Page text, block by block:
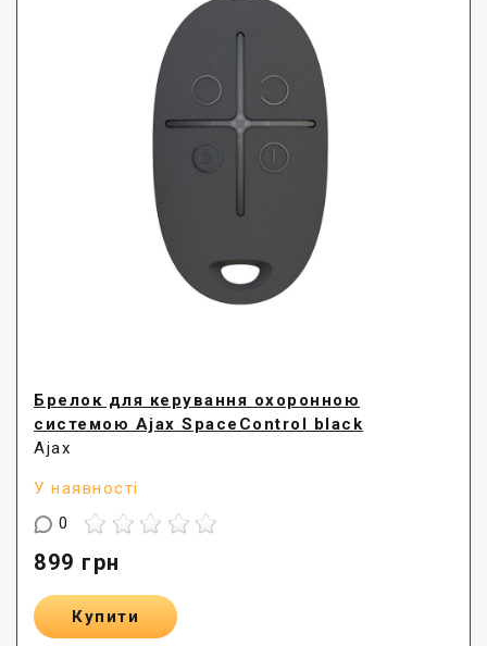
Брелок для керування охоронною
системою Ajax SpaceControl black
Ajax
У наявності
0
899 грн
Купити